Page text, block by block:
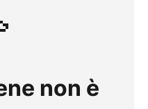
non è